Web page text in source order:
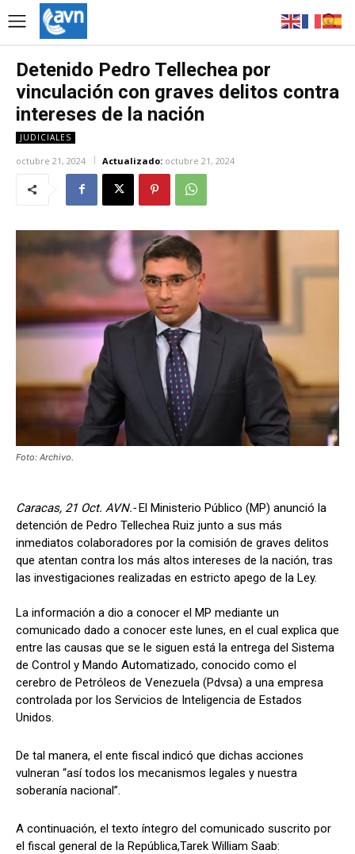
Detenido Pedro Tellechea por
vinculación con graves delitos contra
intereses de la nación
JUDICIALES
octubre 21, 2024 Actualizado: octubre 21, 2024
Foto: Archivo.
Caracas, 21 Oct. AVN.-El Ministerio Público (MP) anunció la
detención de Pedro Tellechea Ruiz junto a sus más
inmediatos colaboradores por la comisión de graves delitos
que atentan contra los más altos intereses de la nación, tras
las investigaciones realizadas en estricto apego de la Ley.
La información a dio a conocer el MP mediante un
comunicado dado a conocer este lunes, en el cual explica que
entre las causas que se le siguen está la entrega del Sistema
de Control y Mando Automatizado, conocido como el
cerebro de Petróleos de Venezuela (Pdvsa) a una empresa
controlada por los Servicios de Inteligencia de Estados
Unidos.
De tal manera, el ente fiscal indicó que dichas acciones
vulneran “así todos los mecanismos legales y nuestra
soberanía nacional”.
A continuación, el texto íntegro del comunicado suscrito por
el fiscal general de la República,Tarek William Saab: